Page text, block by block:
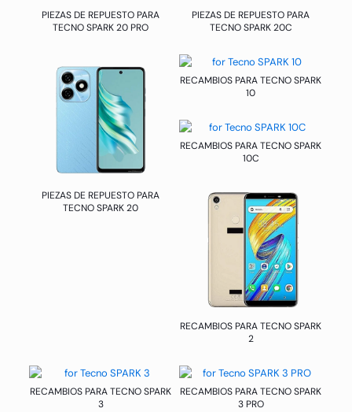
PIEZAS DE REPUESTO PARA
TECNO SPARK 20 PRO
PIEZAS DE REPUESTO PARA
TECNO SPARK 20C
PIEZAS DE REPUESTO PARA
TECNO SPARK 20
RECAMBIOS PARA TECNO SPARK
10
RECAMBIOS PARA TECNO SPARK
10C
RECAMBIOS PARA TECNO SPARK
2
RECAMBIOS PARA TECNO SPARK
3
RECAMBIOS PARA TECNO SPARK
3 PRO